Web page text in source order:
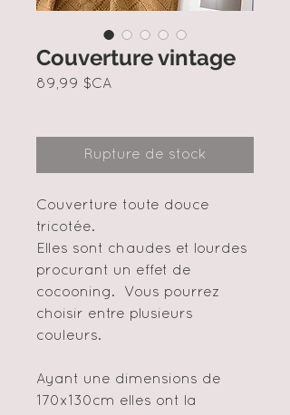
Couverture vintage
89,99 $CA
Rupture de stock
Couverture toute douce
tricotée.
Elles sont chaudes et lourdes
procurant un effet de
cocooning. Vous pourrez
choisir entre plusieurs
couleurs.
Ayant une dimensions de
170x130cm elles ont la